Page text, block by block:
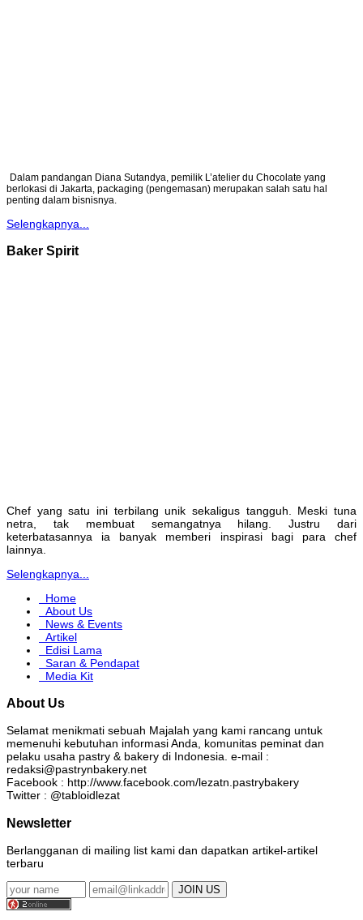
Dalam pandangan Diana Sutandya, pemilik L’atelier du Chocolate yang
berlokasi di Jakarta, packaging (pengemasan) merupakan salah satu hal
penting dalam bisnisnya.
Selengkapnya...
Baker Spirit
Chef yang satu ini terbilang unik sekaligus tangguh. Meski tuna
netra, tak membuat semangatnya hilang. Justru dari
keterbatasannya ia banyak memberi inspirasi bagi para chef
lainnya.
Selengkapnya...
Home
About Us
News & Events
Artikel
Edisi Lama
Saran & Pendapat
Media Kit
About Us
Selamat menikmati sebuah Majalah yang kami rancang untuk
memenuhi kebutuhan informasi Anda, komunitas peminat dan
pelaku usaha pastry & bakery di Indonesia. e-mail :
redaksi@pastrynbakery.net
Facebook : http://www.facebook.com/lezatn.pastrybakery
Twitter : @tabloidlezat
Newsletter
Berlangganan di mailing list kami dan dapatkan artikel-artikel
terbaru